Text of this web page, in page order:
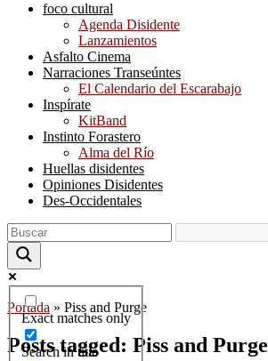
foco cultural
Agenda Disidente
Lanzamientos
Asfalto Cinema
Narraciones Transeúntes
El Calendario del Escarabajo
Inspírate
KitBand
Instinto Forastero
Alma del Río
Huellas disidentes
Opiniones Disidentes
Des-Occidentales
Exact matches only
Search in title
Portada » Piss and Purge
Posts tagged: Piss and Purge